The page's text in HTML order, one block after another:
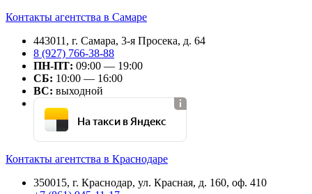
Контакты агентства в Самаре
443011, г. Самара, 3-я Просека, д. 64
8 (927) 766-38-88
ПН-ПТ: 09:00 — 19:00
СБ: 10:00 — 16:00
ВС: выходной
На такси в Яндекс
Контакты агентства в Краснодаре
350015, г. Краснодар, ул. Красная, д. 160, оф. 410